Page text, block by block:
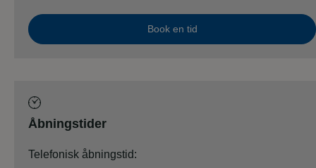
Book en tid
Åbningstider
Telefonisk åbningstid: